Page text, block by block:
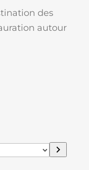
des
autour